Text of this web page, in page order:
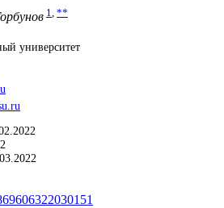
1 **
университет